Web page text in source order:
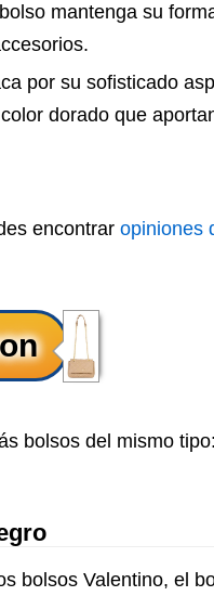
mantenga su
por su sofisticado
dorado que
encontrar opiniones
bolsos del mismo tipo:
bolsos Valentino, el